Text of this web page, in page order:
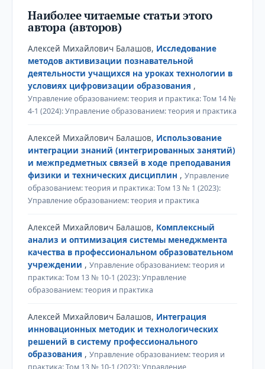
Наиболее читаемые статьи этого
автора (авторов)
Алексей Михайлович Балашов, Исследование
методов активизации познавательной
деятельности учащихся на уроках технологии в
условиях цифровизации образования ,
Управление образованием: теория и практика: Том 14 №
4-1 (2024): Управление образованием: теория и практика
Алексей Михайлович Балашов, Использование
интеграции знаний (интегрированных занятий)
и межпредметных связей в ходе преподавания
физики и технических дисциплин , Управление
образованием: теория и практика: Том 13 № 1 (2023):
Управление образованием: теория и практика
Алексей Михайлович Балашов, Комплексный
анализ и оптимизация системы менеджмента
качества в профессиональном образовательном
учреждении , Управление образованием: теория и
практика: Том 13 № 10-1 (2023): Управление
образованием: теория и практика
Алексей Михайлович Балашов, Интеграция
инновационных методик и технологических
решений в систему профессионального
образования , Управление образованием: теория и
практика: Том 13 № 10-1 (2023): Управление